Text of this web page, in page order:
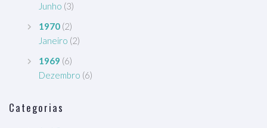
Junho (3)
1970 (2)
Janeiro (2)
1969 (6)
Dezembro (6)
Categorias